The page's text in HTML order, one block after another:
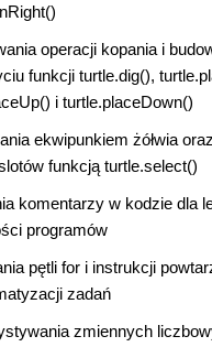
operacji kopania i
funkcji turtle.dig(),
i turtle.placeDown()
ekwipunkiem żółwia oraz
funkcją turtle.select()
komentarzy w kodzie dla
programów
pętli for i instrukcji
zadań
zmiennych